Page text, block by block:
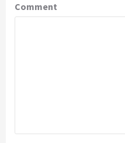
Comment